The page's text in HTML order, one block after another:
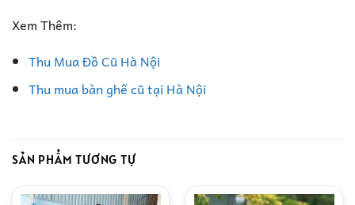
Xem Thêm:
Thu Mua Đồ Cũ Hà Nội
Thu mua bàn ghế cũ tại Hà Nội
SẢN PHẨM TƯƠNG TỰ